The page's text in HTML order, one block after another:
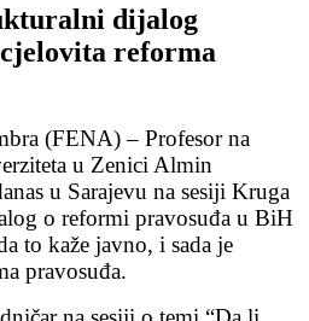
dijalog
reforma
(FENA) – Profesor na
u Zenici Almin
u Sarajevu na sesiji Kruga
o reformi pravosuđa u BiH
to kaže javno, i sada je
pravosuđa.